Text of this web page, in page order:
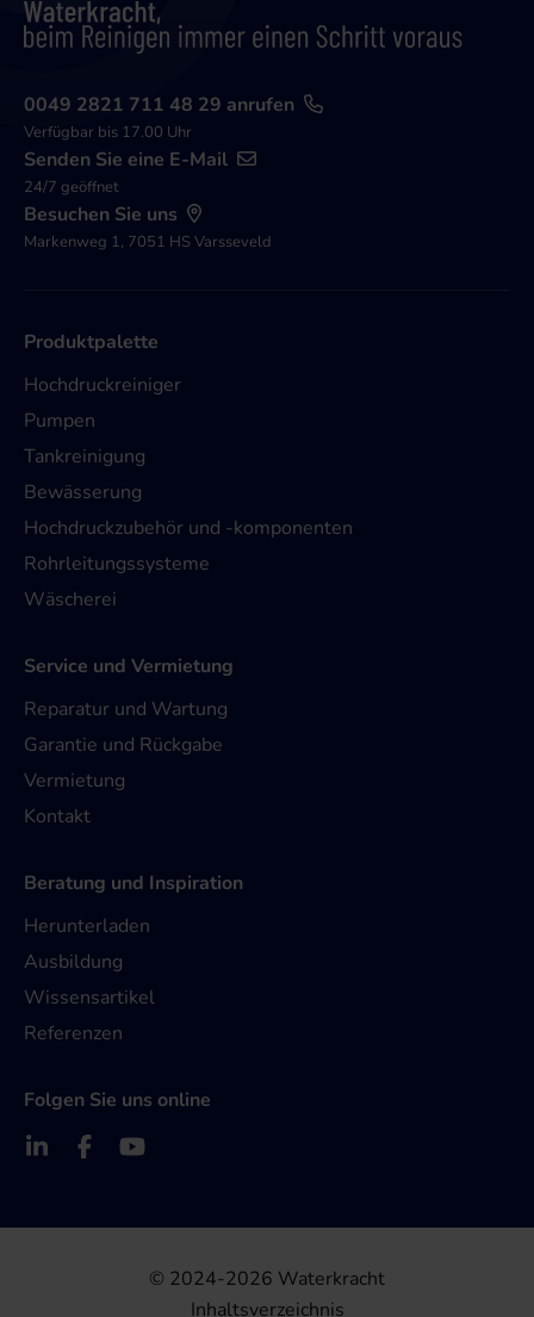
0049 2821 711 48 29 anrufen
Verfügbar bis 17.00 Uhr
Senden Sie eine E-Mail
24/7 geöffnet
Besuchen Sie uns
Markenweg 1, 7051 HS Varsseveld
Produktpalette
Hochdruckreiniger
Pumpen
Tankreinigung
Bewässerung
Hochdruckzubehör und -komponenten
Rohrleitungssysteme
Wäscherei
Service und Vermietung
Reparatur und Wartung
Garantie und Rückgabe
Vermietung
Kontakt
Beratung und Inspiration
Herunterladen
Ausbildung
Wissensartikel
Referenzen
Folgen Sie uns online
© 2024-2026 Waterkracht
Inhaltsverzeichnis